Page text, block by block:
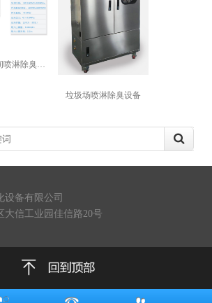
公共卫生间喷淋除臭设备
垃圾场喷淋除臭设备
设备有限公司
大信工业园佳信路20号